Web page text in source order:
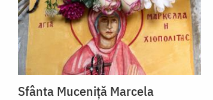
Sfânta Muceniță Marcela